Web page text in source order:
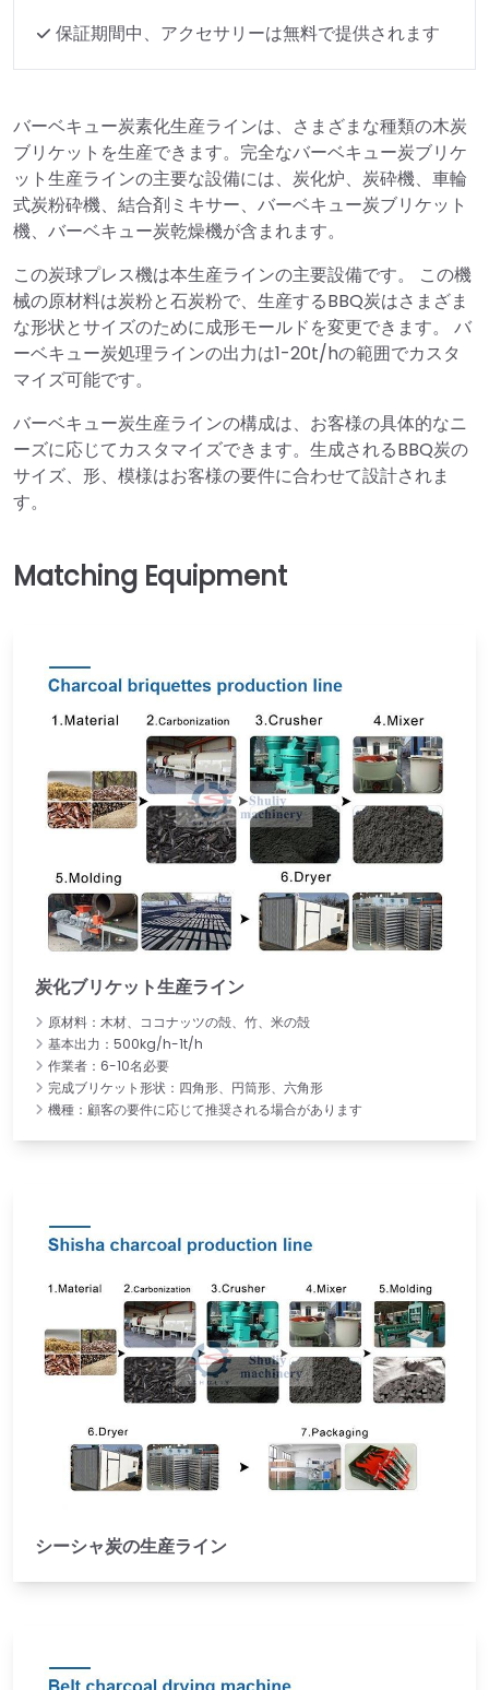
保証期間中、アクセサリーは無料で提供されます
バーベキュー炭素化生産ラインは、さまざまな種類の木炭
ブリケットを生産できます。完全なバーベキュー炭ブリケ
ット生産ラインの主要な設備には、炭化炉、炭砕機、車輪
式炭粉砕機、結合剤ミキサー、バーベキュー炭ブリケット
機、バーベキュー炭乾燥機が含まれます。
この炭球プレス機は本生産ラインの主要設備です。 この機
械の原材料は炭粉と石炭粉で、生産するBBQ炭はさまざま
な形状とサイズのために成形モールドを変更できます。 バ
ーベキュー炭処理ラインの出力は1-20t/hの範囲でカスタ
マイズ可能です。
バーベキュー炭生産ラインの構成は、お客様の具体的なニ
ーズに応じてカスタマイズできます。生成されるBBQ炭の
サイズ、形、模様はお客様の要件に合わせて設計されま
す。
炭化ブリケット生産ライン
原材料：木材、ココナッツの殻、竹、米の殻
基本出力：500kg/h-1t/h
作業者：6-10名必要
完成ブリケット形状：四角形、円筒形、六角形
機種：顧客の要件に応じて推奨される場合があります
シーシャ炭の生産ライン